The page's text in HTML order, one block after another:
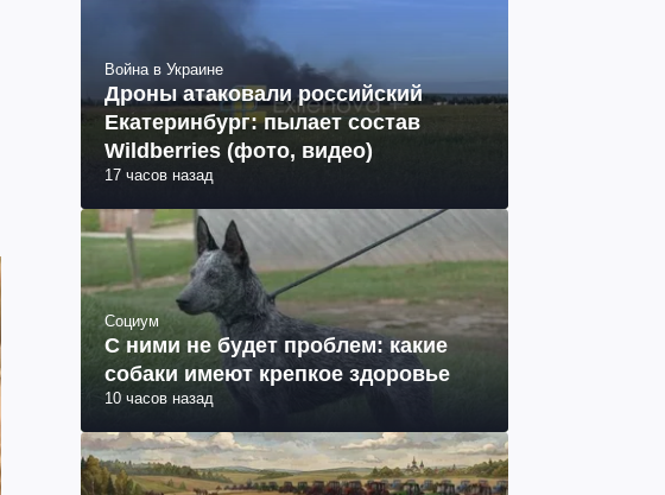
Война в Украине
Дроны атаковали российский
Екатеринбург: пылает состав
Wildberries (фото, видео)
17 часов назад
Социум
С ними не будет проблем: какие
собаки имеют крепкое здоровье
10 часов назад